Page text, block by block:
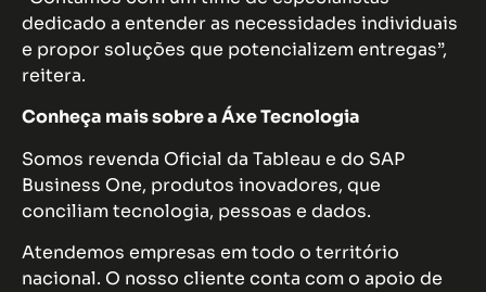
dedicado a entender as necessidades individuais
e propor soluções que potencializem entregas”,
reitera.
Conheça mais sobre aÁxe Tecnologia
Somos revenda Oficial da Tableau e do SAP
Business One, produtos inovadores, que
conciliam tecnologia, pessoas e dados.
Atendemos empresas em todo o território
nacional. O nosso cliente conta com o apoio de